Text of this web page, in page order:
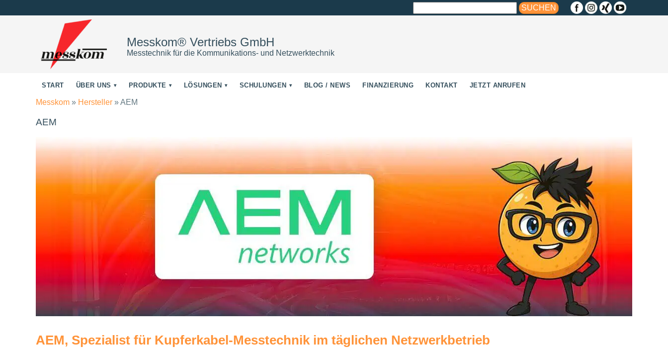
nach:
Messkom® Vertriebs GmbH
Messtechnik für die Kommunikations- und Netzwerktechnik
START ÜBER UNS PRODUKTE LÖSUNGEN SCHULUNGEN BLOG / NEWS FINANZIERUNG KONTAKT JETZT ANRUFEN
Messkom » Hersteller »AEM
AEM
AEM, Spezialist für Kupferkabel-Messtechnik im täglichen Netzwerkbetrieb